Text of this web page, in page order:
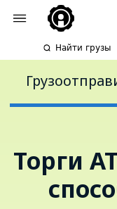
Найти грузы
Грузоотправителям
Торги
лучшую
на